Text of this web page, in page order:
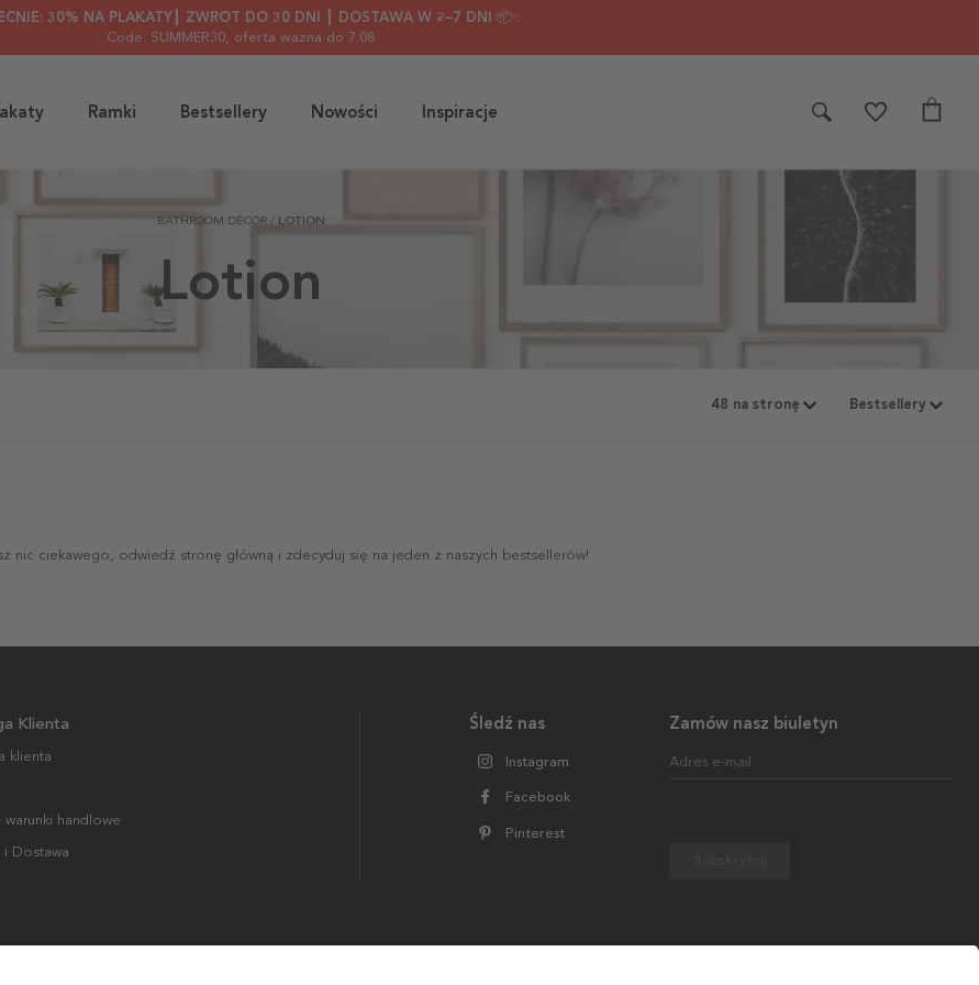
30% NA PLAKATY┃ ZWROT DO 30 DNI ┃ DOSTAWA W 2–7 DNI 📦✨
Code: SUMMER30, oferta ważna do 7.08
Ramki Bestsellery Nowości Inspiracje
BATHROOM DÉCOR / LOTION
Lotion
nic ciekawego, odwiedź stronę główną i zdecyduj się na jeden z naszych bestsellerów!
Zamów nasz biuletyn
Adres e-mail
Śledź nas
Instagram
Facebook
Pinterest
Klienta
klienta
handlowe
i Dostawa